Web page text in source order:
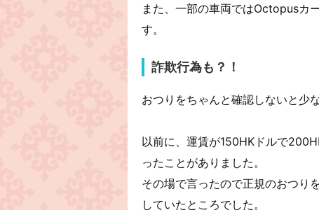
また、一部の車両ではOctopusカ
す。
詐欺行為も？！
おつりをちゃんと確認しないと少
以前に、運賃が150HKドルで
ったことがありました。
その場で言ったので正規のおつり
していたところでした。